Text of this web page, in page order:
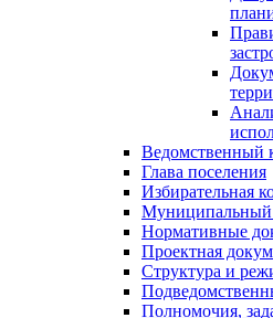
Ведомственный
Глава поселения
Избирательная
Муниципальный
Нормативные
Проектная
Структура и
Полномочия,